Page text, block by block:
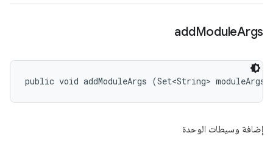
addModuleArgs
public void addModuleArgs (Set<String> moduleArgs)
إضافة وسيطات الوحدة